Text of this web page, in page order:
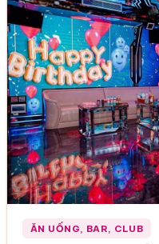
ĂN UỐNG, BAR, CLUB